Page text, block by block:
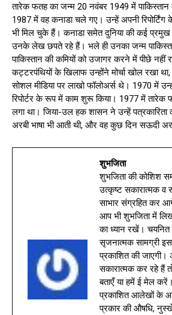
तारेक फतह का जन्म 20 नवंबर 1949 में
1987 में वह कनाडा चले गए। उन्हें अपनी
भी मिल चुके हैं। कनाडा समेत दुनिया की कई
उनके लेख छपते रहे हैं। भले ही उनका जन्म
पाकिस्तान की कमियों को उजागर करने में पीछे
कट्टरपंथियों के खिलाफ उन्होंने मोर्चा खोल रखा
सोशल मीडिया पर लाखो फॉलोअर्स थे। 1970 में
रिपोर्टर के रूप में काम शुरू किया। 1977 में तारेक
लगा था। जिया-उल हक शासन ने उन्हें पत्रकारिता
अरबी भाषा भी आती थी, और वह कुछ दिन सऊदी
शुभजिता
शुभजिता की कोशिश
उत्कृष्ट सकारात्मक व
साभार संग्रहित कर
आप भी शुभजिता में
का ध्यान रखें।
सृजनात्मक सामग्री इस
प्रकाशित की
सकारात्मक कर रहे हैं
बताएँ या हमें ई मेल
प्रकाशित आलेखों के
प्रकार की औषधि,